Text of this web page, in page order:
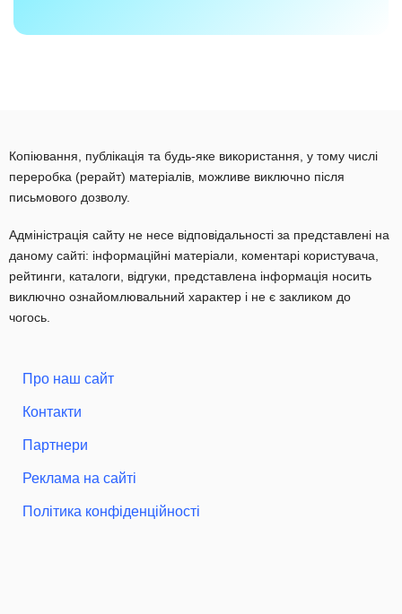
Копіювання, публікація та будь-яке використання, у тому числі
переробка (рерайт) матеріалів, можливе виключно після
письмового дозволу.
Адміністрація сайту не несе відповідальності за представлені на
даному сайті: інформаційні матеріали, коментарі користувача,
рейтинги, каталоги, відгуки, представлена інформація носить
виключно ознайомлювальний характер і не є закликом до
чогось.
Про наш сайт
Контакти
Партнери
Реклама на сайті
Політика конфіденційності